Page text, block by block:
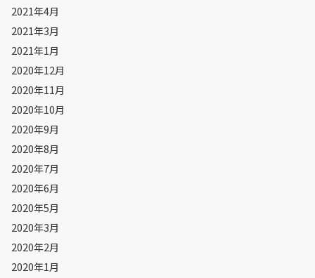
2021年4月
2021年3月
2021年1月
2020年12月
2020年11月
2020年10月
2020年9月
2020年8月
2020年7月
2020年6月
2020年5月
2020年3月
2020年2月
2020年1月